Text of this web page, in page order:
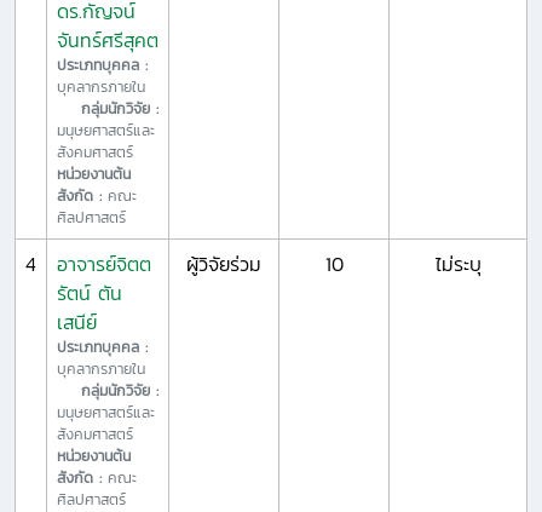
ดร.กัญจน์
จันทร์ศรีสุคต
ประเภทบุคคล :
บุคลากรภายใน
กลุ่มนักวิจัย :
มนุษยศาสตร์และ
สังคมศาสตร์
หน่วยงานต้น
สังกัด : คณะ
ศิลปศาสตร์
4
อาจารย์จิตต
รัตน์ ตัน
เสนีย์
ประเภทบุคคล :
บุคลากรภายใน
กลุ่มนักวิจัย :
มนุษยศาสตร์และ
สังคมศาสตร์
หน่วยงานต้น
สังกัด : คณะ
ศิลปศาสตร์
ผู้วิจัยร่วม 10 ไม่ระบุ